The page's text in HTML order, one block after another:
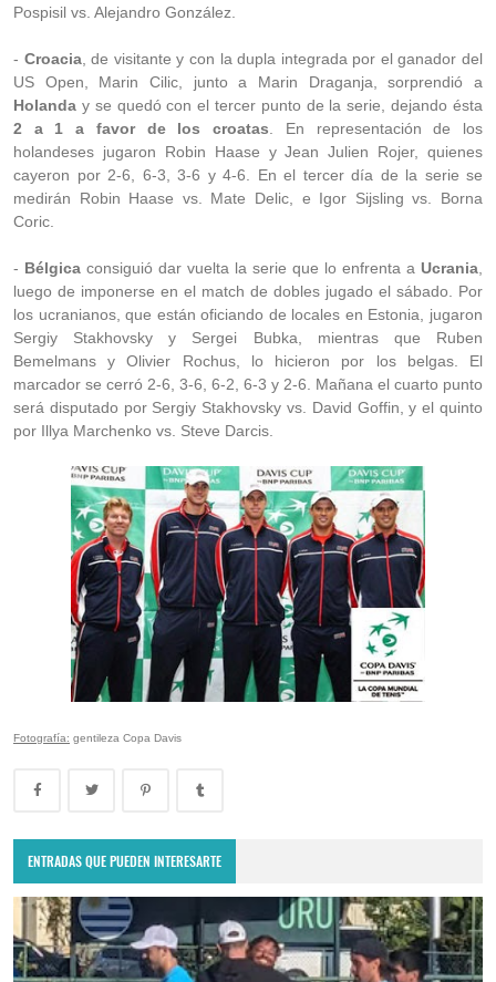
Pospisil vs. Alejandro González.
- Croacia, de visitante y con la dupla integrada por el ganador del
US Open, Marin Cilic, junto a Marin Draganja, sorprendió a
Holanda y se quedó con el tercer punto de la serie, dejando ésta
2 a 1 a favor de los croatas . En representación de los
holandeses jugaron Robin Haase y Jean Julien Rojer, quienes
cayeron por 2-6, 6-3, 3-6 y 4-6. En el tercer día de la serie se
medirán Robin Haase vs. Mate Delic, e Igor Sijsling vs. Borna
Coric.
- Bélgica consiguió dar vuelta la serie que lo enfrenta a Ucrania
luego de imponerse en el match de dobles jugado el sábado. Por
los ucranianos, que están oficiando de locales en Estonia, jugaron
Sergiy Stakhovsky y Sergei Bubka, mientras que Ruben
Bemelmans y Olivier Rochus, lo hicieron por los belgas. El
marcador se cerró 2-6, 3-6, 6-2, 6-3 y 2-6. Mañana el cuarto punto
será disputado por Sergiy Stakhovsky vs. David Goffin, y el quinto
por Illya Marchenko vs. Steve Darcis.
Fotografía: gentileza Copa Davis
ENTRADAS QUE PUEDEN INTERESARTE